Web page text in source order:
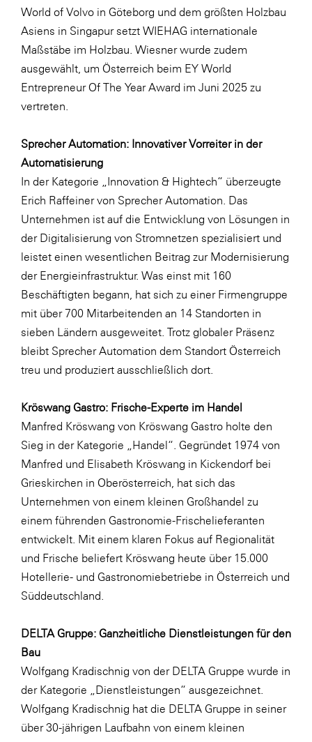
World of Volvo in Göteborg und dem größten Holzbau
Asiens in Singapur setzt WIEHAG internationale
Maßstäbe im Holzbau. Wiesner wurde zudem
ausgewählt, um Österreich beim EY World
Entrepreneur Of The Year Award im Juni 2025 zu
vertreten.
Sprecher Automation: Innovativer Vorreiter in der
Automatisierung
In der Kategorie „Innovation & Hightech“ überzeugte
Erich Raffeiner von Sprecher Automation. Das
Unternehmen ist auf die Entwicklung von Lösungen in
der Digitalisierung von Stromnetzen spezialisiert und
leistet einen wesentlichen Beitrag zur Modernisierung
der Energieinfrastruktur. Was einst mit 160
Beschäftigten begann, hat sich zu einer Firmengruppe
mit über 700 Mitarbeitenden an 14 Standorten in
sieben Ländern ausgeweitet. Trotz globaler Präsenz
bleibt Sprecher Automation dem Standort Österreich
treu und produziert ausschließlich dort.
Kröswang Gastro: Frische-Experte im Handel
Manfred Kröswang von Kröswang Gastro holte den
Sieg in der Kategorie „Handel“. Gegründet 1974 von
Manfred und Elisabeth Kröswang in Kickendorf bei
Grieskirchen in Oberösterreich, hat sich das
Unternehmen von einem kleinen Großhandel zu
einem führenden Gastronomie-Frischelieferanten
entwickelt. Mit einem klaren Fokus auf Regionalität
und Frische beliefert Kröswang heute über 15.000
Hotellerie- und Gastronomiebetriebe in Österreich und
Süddeutschland.
DELTA Gruppe: Ganzheitliche Dienstleistungen für den
Bau
Wolfgang Kradischnig von der DELTA Gruppe wurde in
der Kategorie „Dienstleistungen“ ausgezeichnet.
Wolfgang Kradischnig hat die DELTA Gruppe in seiner
über 30-jährigen Laufbahn von einem kleinen